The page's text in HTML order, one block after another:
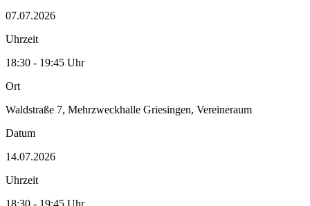
07.07.2026
Uhrzeit
18:30 - 19:45 Uhr
Ort
Waldstraße 7, Mehrzweckhalle Griesingen, Vereineraum
Datum
14.07.2026
Uhrzeit
18:30 - 19:45 Uhr